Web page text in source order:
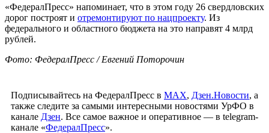
«ФедералПресс» напоминает, что в этом году 26 свердловских
дорог построят и отремонтируют по нацпроекту. Из
федерального и областного бюджета на это направят 4 млрд
рублей.
Фото: ФедералПресс / Евгений Поторочин
Подписывайтесь на ФедералПресс в МАХ, Дзен.Новости, а
также следите за самыми интересными новостями УрФО в
канале Дзен. Все самое важное и оперативное — в telegram-
канале «ФедералПресс».